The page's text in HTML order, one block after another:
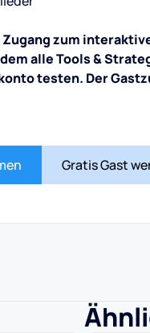
zum
alle Tools &
testen. Der
Gratis Gast